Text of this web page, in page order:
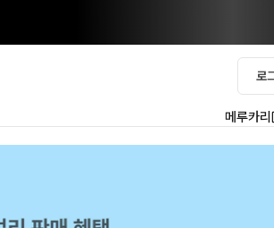
로
메루카리